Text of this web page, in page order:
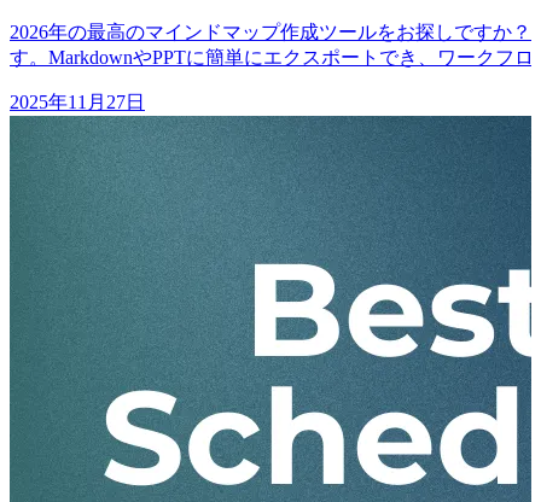
2026年の最高のマインドマップ作成ツールをお探しですか
す。MarkdownやPPTに簡単にエクスポートでき、ワークフ
2025年11月27日